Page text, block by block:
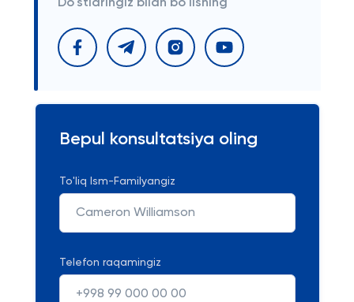
Do'stlaringiz bilan bo'lishing
Bepul konsultatsiya oling
To'liq Ism-Familyangiz
Telefon raqamingiz